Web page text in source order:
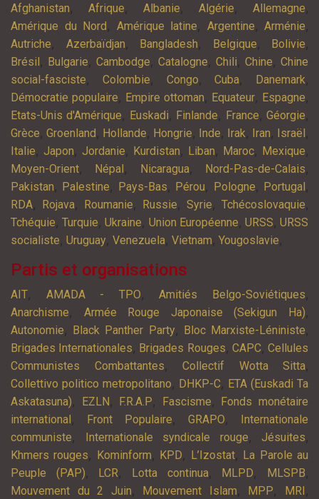
Afghanistan, Afrique, Albanie, Algérie, Allemagne,
Amérique du Nord, Amérique latine, Argentine, Arménie,
Autriche, Azerbaïdjan, Bangladesh, Belgique, Bolivie,
Brésil, Bulgarie, Cambodge, Catalogne, Chili, Chine, Chine
social-fasciste, Colombie, Congo,Cuba, Danemark,
Démocratie populaire, Empire ottoman, Equateur, Espagne,
Etats-Unis d'Amérique, Euskadi, Finlande, France,Géorgie,
Grèce, Groenland, Hollande, Hongrie, Inde, Irak, Iran, Israël,
Italie, Japon, Jordanie, Kurdistan, Liban, Maroc, Mexique,
Moyen-Orient, Népal, Nicaragua, Nord-Pas-de-Calais,
Pakistan, Palestine, Pays-Bas, Pérou, Pologne, Portugal,
RDA, Rojava, Roumanie, Russie, Syrie, Tchécoslovaquie,
Tchéquie,Turquie,Ukraine, Union Européenne, URSS,URSS
socialiste, Uruguay, Venezuela, Vietnam, Yougoslavie,
Partis et organisations
AIT, AMADA - TPO,Amitiés Belgo-Soviétiques,
Anarchisme, Armée Rouge Japonaise (Sekigun Ha),
Autonomie, Black Panther Party, Bloc Marxiste-Léniniste,
Brigades Internationales, Brigades Rouges, CAPC,Cellules
Communistes Combattantes, Collectif Wotta Sitta,
Collettivo politico metropolitano, DHKP-C, ETA (Euskadi Ta
Askatasuna), EZLN, F.R.A.P, Fascisme, Fonds monétaire
international, Front Populaire, GRAPO, Internationale
communiste, Internationale syndicale rouge, Jésuites,
Khmers rouges, Kominform, KPD, L’Izostat, La Parole au
Peuple (PAP), LCR, Lotta continua, MLPD, MLSPB,
Mouvement du 2 Juin, Mouvement Islam, MPP, MRI ,